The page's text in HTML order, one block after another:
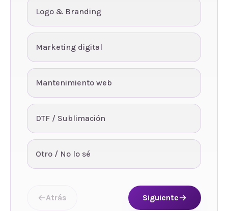
Logo & Branding
Marketing digital
Mantenimiento web
DTF / Sublimación
Otro / No lo sé
Atrás Siguiente